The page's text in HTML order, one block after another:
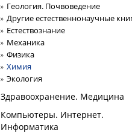
Геология. Почвоведение
Другие естественнонаучные
Естествознание
Механика
Физика
Химия
Экология
Здравоохранение. Медицина
Компьютеры. Интернет.
Информатика